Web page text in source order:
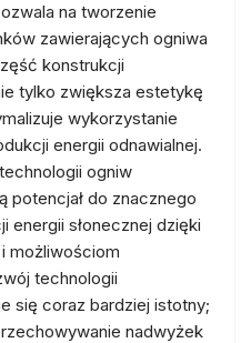
na tworzenie
zawierających ogniwa
konstrukcji
tylko zwiększa estetykę
wykorzystanie
energii odnawialnej.
ogniw
potencjał do znacznego
energii słonecznej dzięki
możliwościom
technologii
się coraz bardziej istotny;
nadwyżek